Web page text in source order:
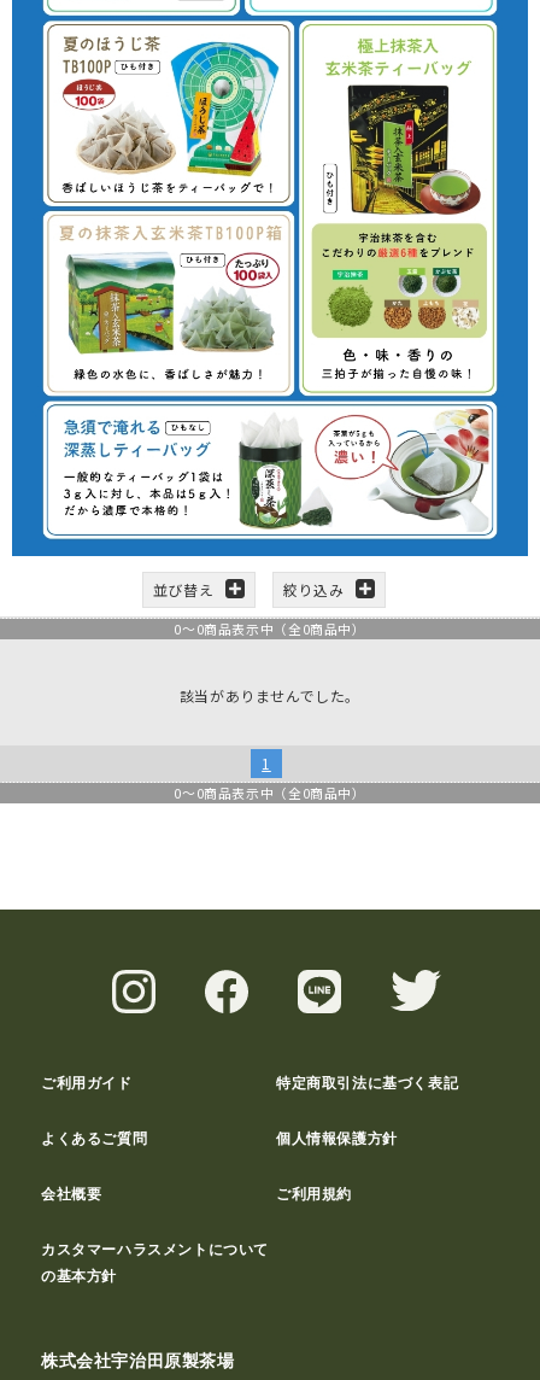
並び替え 絞り込み
0～0商品表示中（全0商品中）
該当がありませんでした。
1
0～0商品表示中（全0商品中）
ご利用ガイド 特定商取引法に基づく表記
よくあるご質問 個人情報保護方針
会社概要 ご利用規約
カスタマーハラスメントについて
の基本方針
株式会社宇治田原製茶場